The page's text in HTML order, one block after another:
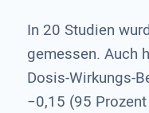
In 20 Studien
gemessen. Auch
Dosis-Wirkungs-
−0,15 (95